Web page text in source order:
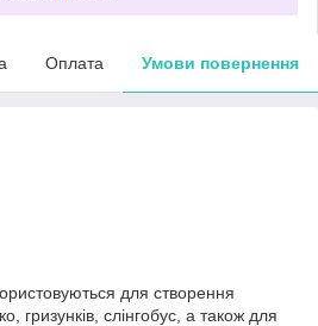
Оплата Умови повернення
для створення
гризунків, слінгобус, а також для